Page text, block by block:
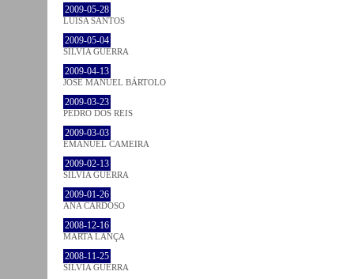
2009-05-28
LUÍSA SANTOS
2009-05-04
SÍLVIA GUERRA
2009-04-13
JOSÉ MANUEL BÁRTOLO
2009-03-23
PEDRO DOS REIS
2009-03-03
EMANUEL CAMEIRA
2009-02-13
SÍLVIA GUERRA
2009-01-26
ANA CARDOSO
2008-12-16
MARTA LANÇA
2008-11-25
SÍLVIA GUERRA